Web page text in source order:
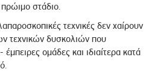
στάδιο.
τεχνικές δεν χαίρουν
τεχνικών δυσκολιών που
ομάδες και ιδιαίτερα κατά